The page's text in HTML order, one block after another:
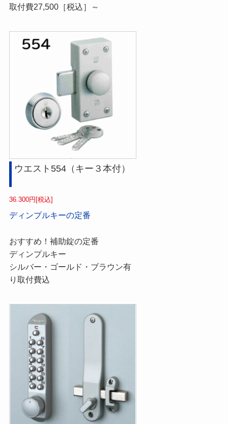
取付費27,500［税込］～
ウエスト554（キー３本付）
36.300円[税込]
ディンプルキーの定番
おすすめ！補助錠の定番
ディンプルキー
シルバー・ゴールド・ブラウン有
り取付費込